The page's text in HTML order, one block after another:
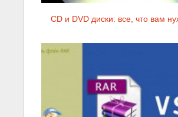
CD и DVD диски: все, что вам